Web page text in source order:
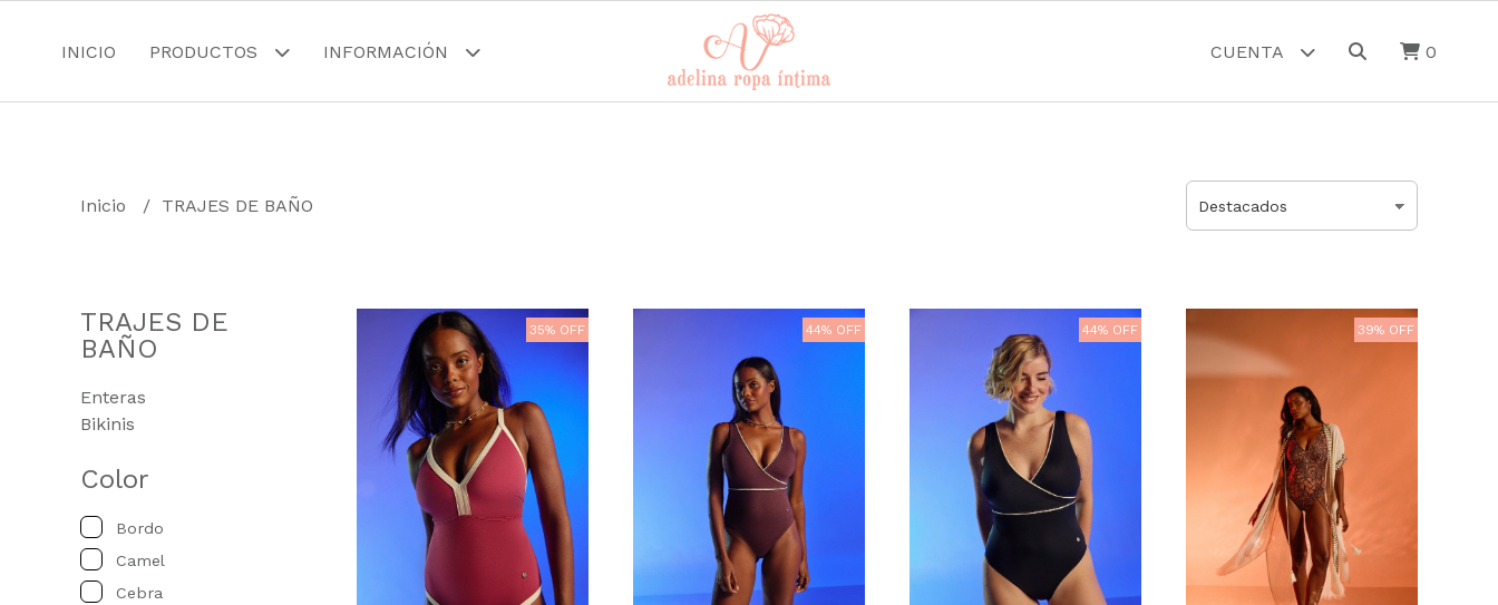
INICIO PRODUCTOS INFORMACIÓN CUENTA 0
Inicio TRAJES DE BAÑO
TRAJES DE
BAÑO
Enteras
Bikinis
Color
Bordo
Camel
Cebra
35% OFF 44% OFF 44% OFF 39% OFF